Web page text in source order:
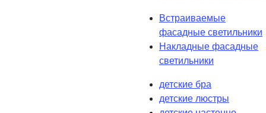
Встраиваемые
фасадные светильники
Накладные фасадные
светильники
детские бра
детские люстры